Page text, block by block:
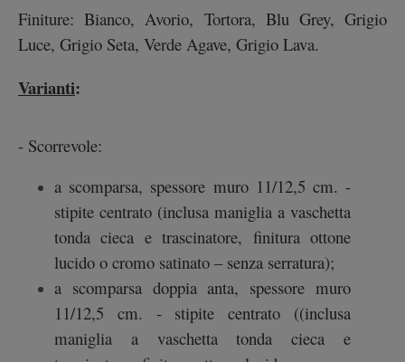
Finiture: Bianco, Avorio, Tortora, Blu Grey, Grigio
Luce, Grigio Seta, Verde Agave, Grigio Lava.
Varianti:
- Scorrevole:
a scomparsa, spessore muro 11/12,5 cm. -
stipite centrato (inclusa maniglia a vaschetta
tonda cieca e trascinatore, finitura ottone
lucido o cromo satinato – senza serratura);
a scomparsa doppia anta, spessore muro
11/12,5 cm. - stipite centrato ((inclusa
maniglia a vaschetta tonda cieca e